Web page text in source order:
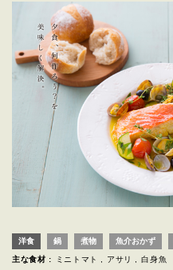
洋食 鍋 煮物 魚介おかず
主な食材 : ミニトマト アサリ 白身魚